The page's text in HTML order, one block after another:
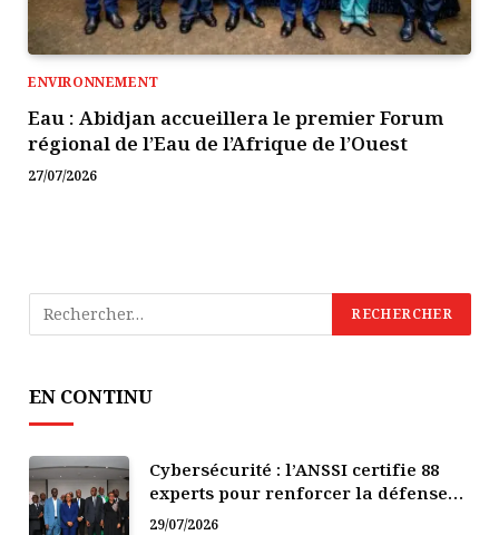
ENVIRONNEMENT
Eau : Abidjan accueillera le premier Forum
régional de l’Eau de l’Afrique de l’Ouest
27/07/2026
EN CONTINU
Cybersécurité : l’ANSSI certifie 88
experts pour renforcer la défense
numérique de la Côte d’Ivoire
29/07/2026